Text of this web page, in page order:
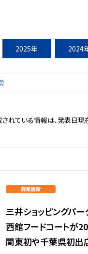
2025年 2024
れている情報は、発表日現
三井ショッピングパ
西館フードコートが
関東初や千葉県初出